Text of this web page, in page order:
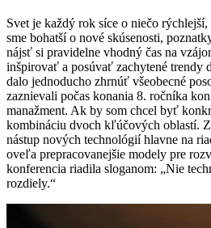
Svet je každý rok síce o niečo
sme bohatší o nové skúsenosti,
nájsť si pravidelne vhodný čas na
inšpirovať a posúvať zachytené trendy
dalo jednoducho zhrnúť všeobecné
zaznievali počas konania 8. ročníka
manažment. Ak by som chcel byť
kombináciu dvoch kľúčových oblastí.
nástup nových technológií hlavne na
oveľa prepracovanejšie modely pre
konferencia riadila sloganom: „Nie
rozdiely.“